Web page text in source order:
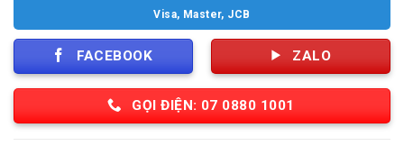
Visa, Master, JCB
FACEBOOK ZALO
GỌI ĐIỆN: 07 0880 1001